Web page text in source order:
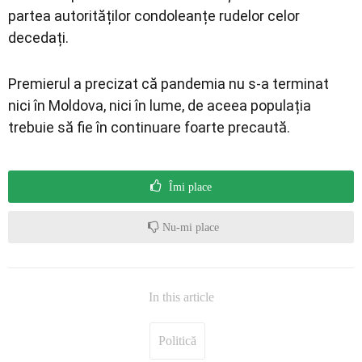
partea autorităților condoleanțe rudelor celor
decedați.
Premierul a precizat că pandemia nu s-a terminat
nici în Moldova, nici în lume, de aceea populația
trebuie să fie în continuare foarte precaută.
Îmi place
Nu-mi place
In this article
Politică